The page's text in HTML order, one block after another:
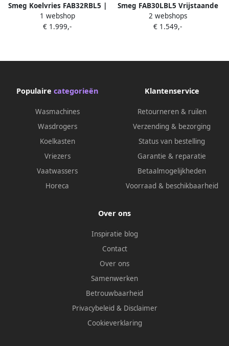
Smeg Koelvries FAB32RBL5 |
Vrijstaande koel-
vriescombinaties |
1 webshop
€ 1.999,-
Smeg FAB30LBL5 Vrijstaande
Koel-vriescombinatie
50&apos;s Style Zwart
2 webshops
€ 1.549,-
Populaire categorieën
Wasmachines
Wasdrogers
Koelkasten
Vriezers
Vaatwassers
Horeca
Klantenservice
Retourneren & ruilen
Verzending & bezorging
Status van bestelling
Garantie & reparatie
Betaalmogelijkheden
Voorraad & beschikbaarheid
Over ons
Inspiratie blog
Contact
Over ons
Samenwerken
Betrouwbaarheid
Privacybeleid & Disclaimer
Cookieverklaring